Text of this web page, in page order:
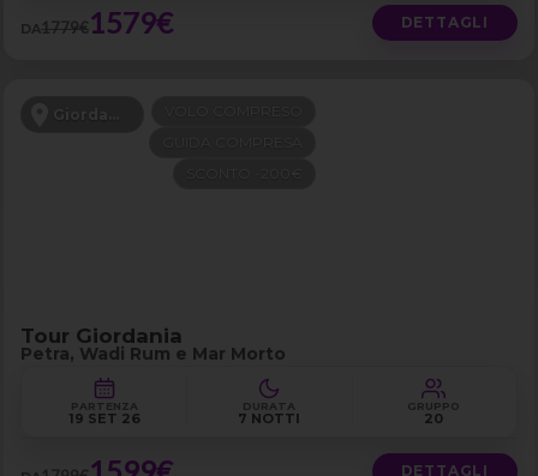
DA1779€1579€ DETTAGLI
Giordania
Tour Giordania
Petra, Wadi Rum e Mar Morto
PARTENZA
19 SET 26
DURATA
7 NOTTI
GRUPPO
20
DETTAGLI